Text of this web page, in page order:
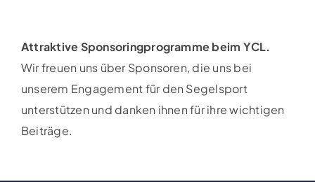
Attraktive Sponsoringprogramme beim YCL.
Wir freuen uns über Sponsoren, die uns bei
unserem Engagement für den Segelsport
unterstützen und danken ihnen für ihre wichtigen
Beiträge.